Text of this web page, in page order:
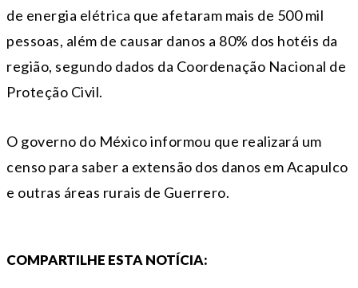
de energia elétrica que afetaram mais de 500 mil
pessoas, além de causar danos a 80% dos hotéis da
região, segundo dados da Coordenação Nacional de
Proteção Civil.
O governo do México informou que realizará um
censo para saber a extensão dos danos em Acapulco
e outras áreas rurais de Guerrero.
COMPARTILHE ESTA NOTÍCIA: